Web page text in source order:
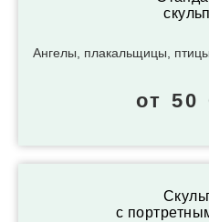
Ангелы, плакальщицы,
от 50
с